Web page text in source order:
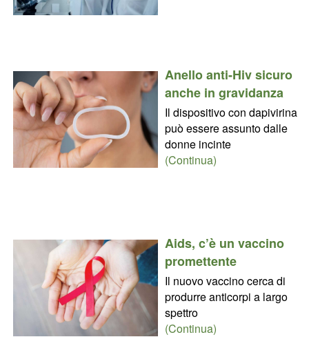
Anello anti-Hiv sicuro
anche in gravidanza
Il dispositivo con dapivirina
può essere assunto dalle
donne incinte
(Continua)
Aids, c’è un vaccino
promettente
Il nuovo vaccino cerca di
produrre anticorpi a largo
spettro
(Continua)